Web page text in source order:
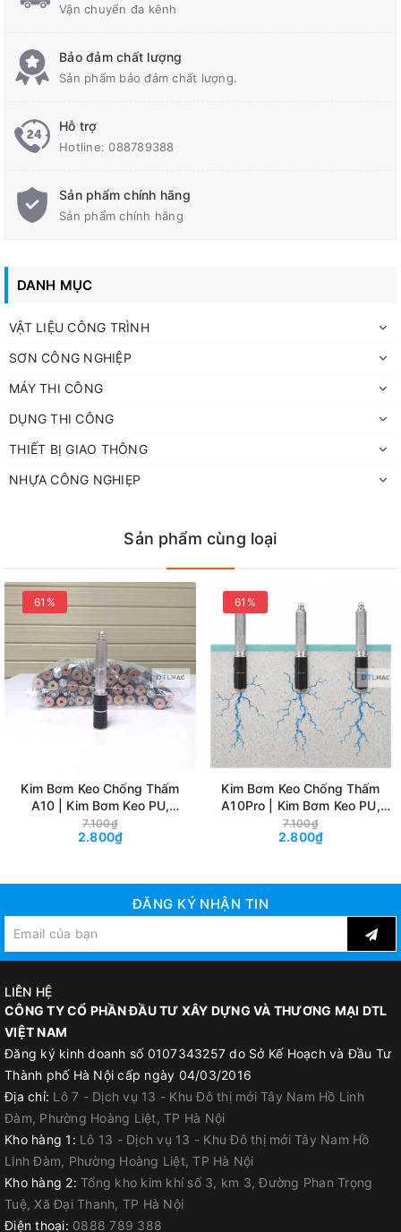
Vận chuyển đa kênh
Bảo đảm chất lượng
Sản phẩm bảo đảm chất lượng.
Hỗ trợ
Hotline:088789388
Sản phẩm chính hãng
Sản phẩm chính hãng
DANH MỤC
VẬT LIỆU CÔNG TRÌNH
SƠN CÔNG NGHIỆP
MÁY THI CÔNG
DỤNG THI CÔNG
THIẾT BỊ GIAO THÔNG
NHỰA CÔNG NGHIẸP
Sản phẩm cùng loại
61%
Kim Bơm Keo Chống Thấm
A10 | Kim Bơm Keo PU,
Epoxy Xử Lý Nứt Bê Tông
7.100₫
2.800₫
61%
Kim Bơm Keo Chống Thấm
A10Pro | Kim Bơm Keo PU,
Epoxy Xử Lý Nứt Bê Tông
7.100₫
2.800₫
ĐĂNG KÝ NHẬN TIN
LIÊN HỆ
CÔNG TY CỔ PHẦN ĐẦU TƯ XÂY DỰNG VÀ THƯƠNG MẠI DTL
VIỆT NAM
Đăng ký kinh doanh số 0107343257 do Sở Kế Hoạch và Đầu Tư
Thành phố Hà Nội cấp ngày 04/03/2016
Địa chỉ: Lô 7 - Dịch vụ 13 - Khu Đô thị mới Tây Nam Hồ Linh
Đàm, Phường Hoàng Liệt, TP Hà Nội
Kho hàng 1: Lô 13 - Dịch vụ 13 - Khu Đô thị mới Tây Nam Hồ
Linh Đàm, Phường Hoàng Liệt, TP Hà Nội
Kho hàng 2: Tổng kho kim khí số 3, km 3, Đường Phan Trọng
Tuệ, Xã Đại Thanh, TP Hà Nội
Điện thoại: 0888 789 388